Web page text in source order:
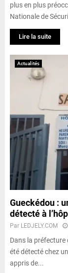
plus en plus
Nationale de
Lire la suite
Actualités
Gueckédou :
détecté à
Par LEDJELY.COM
Dans la préfecture
été détecté chez
appris de...